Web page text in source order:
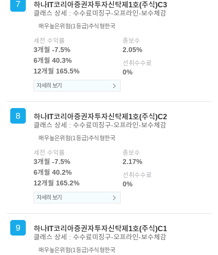
7 하나IT코리아증권자투자신탁제1호(주식)C3
클래스 상세 : 수수료미징구-오프라인-보수체감
매우높은위험(1등급)주식형한국
세전 수익률
3개월 -7.5%
6개월 40.3%
12개월 165.5%
총보수
2.05%
선취수수료
0%
자세히 보기
8 하나IT코리아증권자투자신탁제1호(주식)C2
클래스 상세 : 수수료미징구-오프라인-보수체감
매우높은위험(1등급)주식형한국
세전 수익률
3개월 -7.5%
6개월 40.2%
12개월 165.2%
총보수
2.17%
선취수수료
0%
자세히 보기
9 하나IT코리아증권자투자신탁제1호(주식)C1
클래스 상세 : 수수료미징구-오프라인-보수체감
매우높은위험(1등급)주식형한국